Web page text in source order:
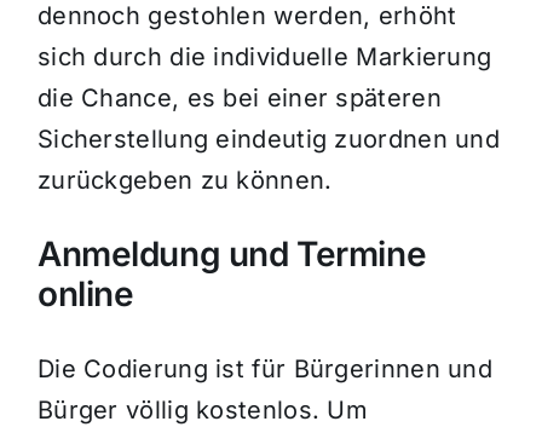
dennoch gestohlen werden, erhöht
sich durch die individuelle Markierung
die Chance, es bei einer späteren
Sicherstellung eindeutig zuordnen und
zurückgeben zu können.
Anmeldung und Termine
online
Die Codierung ist für Bürgerinnen und
Bürger völlig kostenlos. Um